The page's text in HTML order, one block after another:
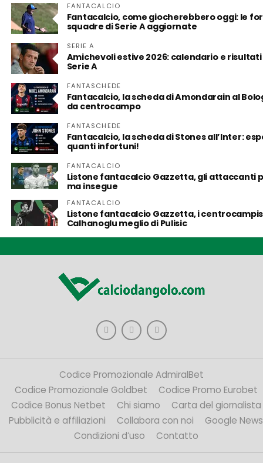
FANTACALCIO
Fantacalcio, come giocherebbero oggi: le
squadre di Serie A aggiornate
SERIE A
Amichevoli estive 2026: calendario e
Serie A
FANTASCHEDE
Fantacalcio, la scheda di Amondarain al
da centrocampo
FANTASCHEDE
Fantacalcio, la scheda di Stones all’Inter:
quanti infortuni!
FANTACALCIO
Listone fantacalcio Gazzetta, gli attaccanti
ma insegue
FANTACALCIO
Listone fantacalcio Gazzetta, i
Calhanoglu meglio di Pulisic
Codice Promozionale AdmiralBet
Codice Promozionale Goldbet
Codice Promo Eurobet
Codice Bonus Netbet
Chi siamo
Carta del giornalista
Pubblicità e affiliazioni
Collabora con noi
Google News
Condizioni d’uso
Contatto